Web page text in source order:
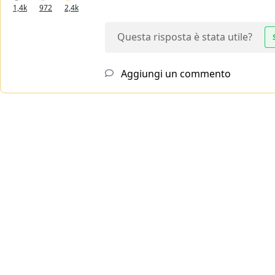
1,4k 972 2,4k
Questa risposta è stata utile?
Aggiungi un commento